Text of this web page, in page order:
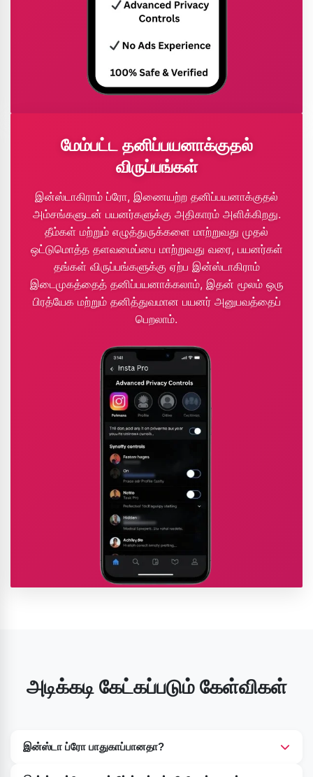
மேம்பட்ட தனிப்பயனாக்குதல்
விருப்பங்கள்
இன்ஸ்டாகிராம் ப்ரோ, இணையற்ற தனிப்பயனாக்குதல்
அம்சங்களுடன் பயனர்களுக்கு அதிகாரம் அளிக்கிறது.
தீம்கள் மற்றும் எழுத்துருக்களை மாற்றுவது முதல்
ஒட்டுமொத்த தளவமைப்பை மாற்றுவது வரை, பயனர்கள்
தங்கள் விருப்பங்களுக்கு ஏற்ப இன்ஸ்டாகிராம்
இடைமுகத்தைத் தனிப்பயனாக்கலாம், இதன் மூலம் ஒரு
பிரத்யேக மற்றும் தனித்துவமான பயனர் அனுபவத்தைப்
பெறலாம்.
அடிக்கடி கேட்கப்படும் கேள்விகள்
இன்ஸ்டா ப்ரோ பாதுகாப்பானதா?
ஆம், ப்ரோ பதிப்பு 100% பாதுகாப்பானது, சாதன ஆபத்துகள்